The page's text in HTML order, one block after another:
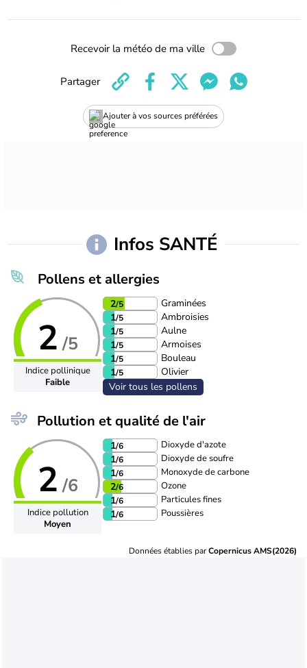
Recevoir la météo de ma ville
Ajouter à vos sources préférées
Partager
Infos SANTÉ
Pollens et allergies
2 /5
Indice pollinique
Faible
2/5
Graminées
1/5
Ambroisies
1/5
Aulne
1/5
Armoises
1/5
Bouleau
1/5
Olivier
Voir tous les pollens
Pollution et qualité de l'air
2 /6
Indice pollution
Moyen
1/6 Dioxyde d'azote
1/6 Dioxyde de soufre
1/6 Monoxyde de carbone
2/6 Ozone
1/6 Particules fines
1/6 Poussières
Données établies parCopernicus AMS(2026)